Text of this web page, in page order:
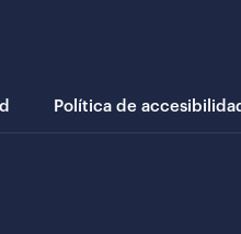
Política de